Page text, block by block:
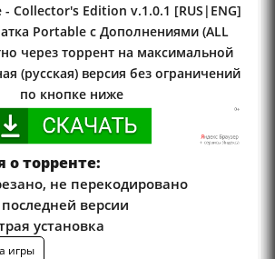
- Collector's Edition v.1.0.1 [RUS|ENG]
Portable с Дополнениями (ALL
через торрент на максимальной
(русская) версия без ограничений
по кнопке ниже
торренте:
не перекодировано
версии
установка
игры